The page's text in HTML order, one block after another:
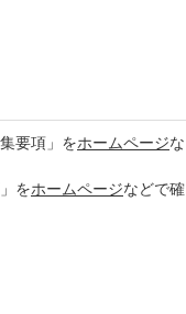
要項」をホームページな
をホームページなどで確